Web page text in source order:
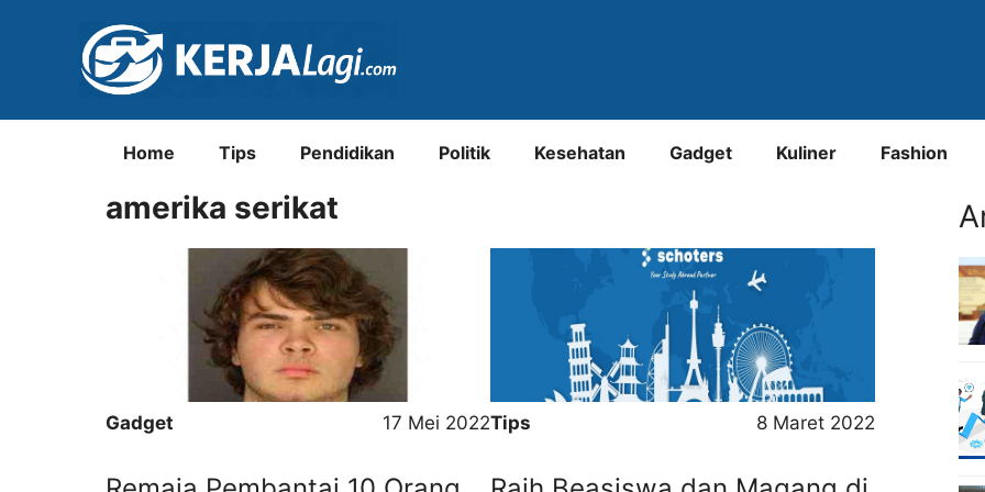
Home Tips Pendidikan Politik Kesehatan Gadget Kuliner Fashion
amerika serikat
Gadget 17 Mei 2022Tips 8 Maret 2022